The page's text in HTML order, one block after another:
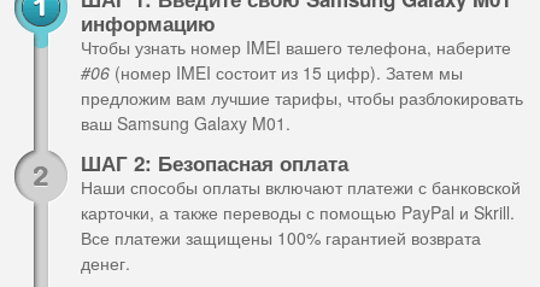
информацию
Чтобы узнать номер IMEI вашего телефона, наберите
#06 (номер IMEI состоит из 15 цифр). Затем мы
предложим вам лучшие тарифы, чтобы разблокировать
ваш Samsung Galaxy M01.
ШАГ 2: Безопасная оплата
Наши способы оплаты включают платежи с банковской
карточки, а также переводы с помощью PayPal и Skrill.
Все платежи защищены 100% гарантией возврата
денег.